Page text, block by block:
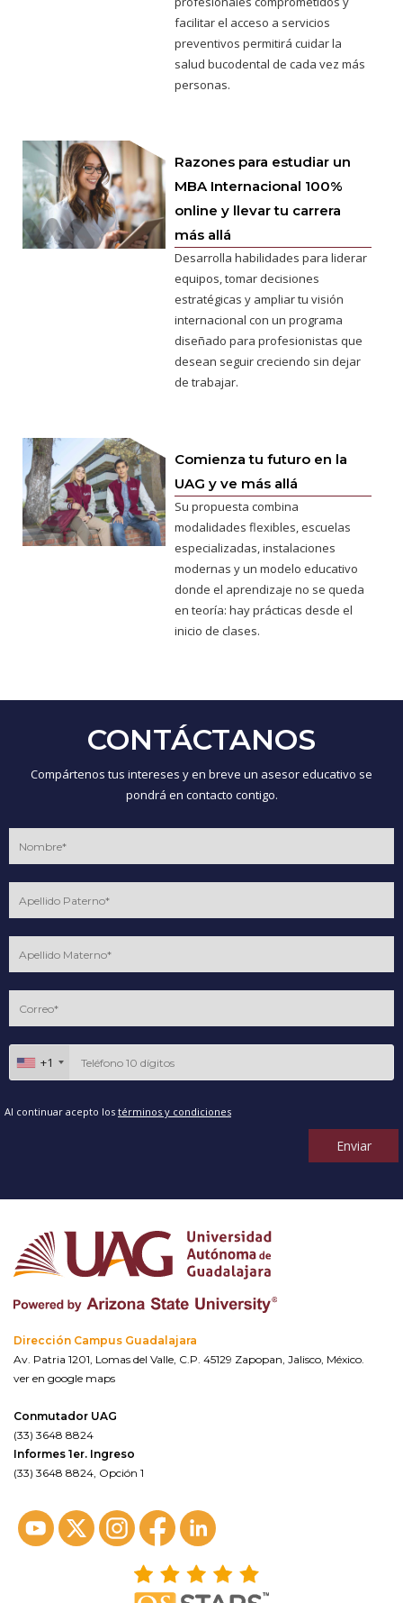
facilitar el acceso a servicios
preventivos permitirá cuidar la
salud bucodental de cada vez más
personas.
Razones para estudiar un
MBA Internacional 100%
online y llevar tu carrera
más allá
Desarrolla habilidades para liderar
equipos, tomar decisiones
estratégicas y ampliar tu visión
internacional con un programa
diseñado para profesionistas que
desean seguir creciendo sin dejar
de trabajar.
Comienza tu futuro en la
UAG y ve más allá
Su propuesta combina
modalidades flexibles, escuelas
especializadas, instalaciones
modernas y un modelo educativo
donde el aprendizaje no se queda
en teoría: hay prácticas desde el
inicio de clases.
CONTÁCTANOS
Compártenos tus intereses y en breve un asesor educativo se
pondrá en contacto contigo.
+1
Al continuar acepto los términos y condiciones
Enviar
Dirección Campus Guadalajara
Av. Patria 1201, Lomas del Valle, C.P. 45129 Zapopan, Jalisco, México.
ver en google maps
Conmutador UAG
(33) 3648 8824
Informes 1er. Ingreso
(33) 3648 8824, Opción 1